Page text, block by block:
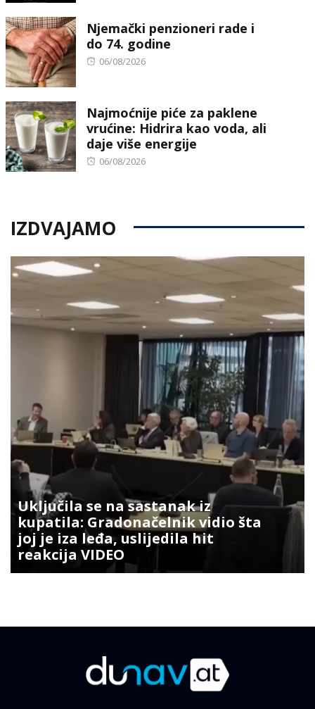
Njemački penzioneri rade i
do 74. godine
Posted
06/08/2026
Najmoćnije piće za paklene
vrućine: Hidrira kao voda, ali
daje više energije
Posted
06/08/2026
IZDVAJAMO
Uključila se na sastanak iz
kupatila: Gradonačelnik vidio šta
joj je iza leđa, uslijedila hit
reakcija VIDEO